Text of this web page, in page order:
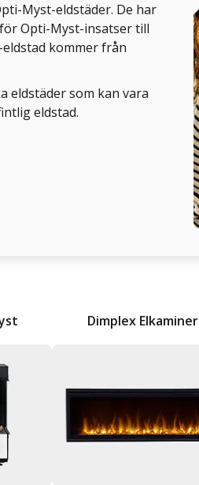
Myst-eldstäder. De har
Opti-Myst-insatser till
kommer från
eldstäder som kan vara
eldstad.
Dimplex Elkaminer